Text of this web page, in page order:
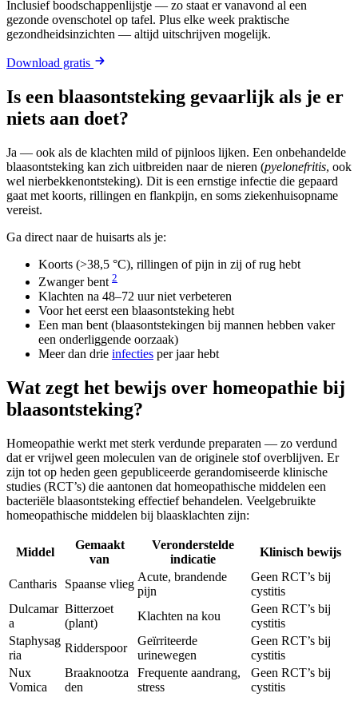
Inclusief boodschappenlijstje — zo staat er vanavond al een
gezonde ovenschotel op tafel. Plus elke week praktische
gezondheidsinzichten — altijd uitschrijven mogelijk.
Download gratis
Is een blaasontsteking gevaarlijk als je er
niets aan doet?
Ja — ook als de klachten mild of pijnloos lijken. Een onbehandelde
blaasontsteking kan zich uitbreiden naar de nieren (pyelonefritis, ook
wel nierbekkenontsteking). Dit is een ernstige infectie die gepaard
gaat met koorts, rillingen en flankpijn, en soms ziekenhuisopname
vereist.
Ga direct naar de huisarts als je:
Koorts (>38,5 °C), rillingen of pijn in zij of rug hebt
Zwanger bent 2
Klachten na 48–72 uur niet verbeteren
Voor het eerst een blaasontsteking hebt
Een man bent (blaasontstekingen bij mannen hebben vaker
een onderliggende oorzaak)
Meer dan drie infecties per jaar hebt
Wat zegt het bewijs over homeopathie bij
blaasontsteking?
Homeopathie werkt met sterk verdunde preparaten — zo verdund
dat er vrijwel geen moleculen van de originele stof overblijven. Er
zijn tot op heden geen gepubliceerde gerandomiseerde klinische
studies (RCT’s) die aantonen dat homeopathische middelen een
bacteriële blaasontsteking effectief behandelen. Veelgebruikte
homeopathische middelen bij blaasklachten zijn:
Middel
Gemaakt
van
Veronderstelde
indicatie
Klinisch bewijs
Cantharis Spaanse vlieg
Acute, brandende
pijn
Geen RCT’s bij
cystitis
Dulcamar
a
Bitterzoet
(plant)
Klachten na kou
Geen RCT’s bij
cystitis
Staphysag
ria
Ridderspoor
Geïrriteerde
urinewegen
Geen RCT’s bij
cystitis
Nux
Vomica
Braaknootza
den
Frequente aandrang,
stress
Geen RCT’s bij
cystitis